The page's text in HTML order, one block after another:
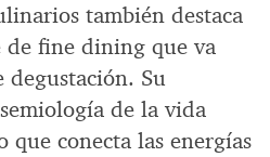
también destaca
fine dining que va
degustación. Su
de la vida
conecta las energías